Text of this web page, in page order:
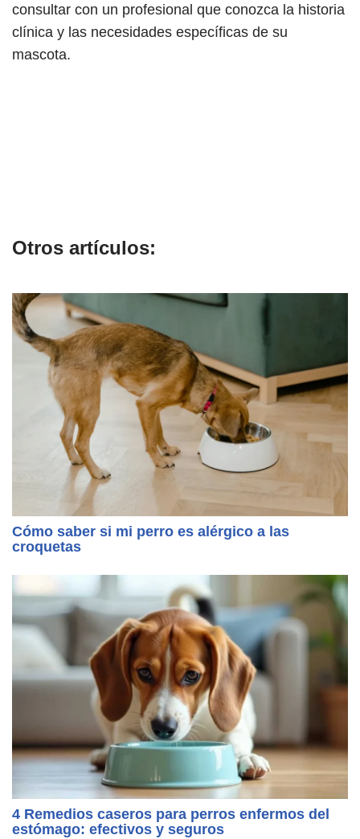
consultar con un profesional que conozca la historia
clínica y las necesidades específicas de su
mascota.
Otros artículos:
Cómo saber si mi perro es alérgico a las
croquetas
4 Remedios caseros para perros enfermos del
estómago: efectivos y seguros